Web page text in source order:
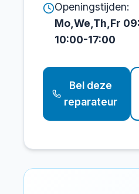
Openingstijden:
Mo,We,Th,Fr
10:00-17:00
Bel deze
reparateur